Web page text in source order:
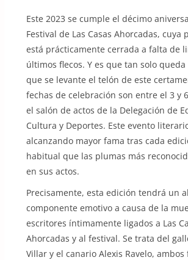
Este 2023 se cumple el décimo
Festival de Las Casas Ahorcadas, cuya
está prácticamente cerrada a falta de
últimos flecos. Y es que tan solo
que se levante el telón de este
fechas de celebración son entre el 3 y
el salón de actos de la Delegación de
Cultura y Deportes. Este evento
alcanzando mayor fama tras cada
habitual que las plumas más
en sus actos.
Precisamente, esta edición tendrá un
componente emotivo a causa de la
escritores íntimamente ligados a Las
Ahorcadas y al festival. Se trata del
Villar y el canario Alexis Ravelo,